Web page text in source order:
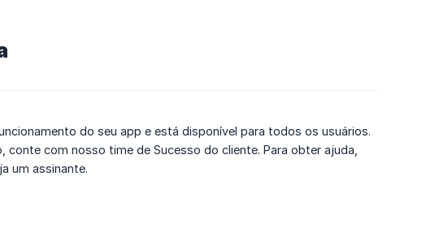
do seu app e está disponível para todos os usuários.
com nosso time de Sucesso do cliente. Para obter ajuda,
um assinante.